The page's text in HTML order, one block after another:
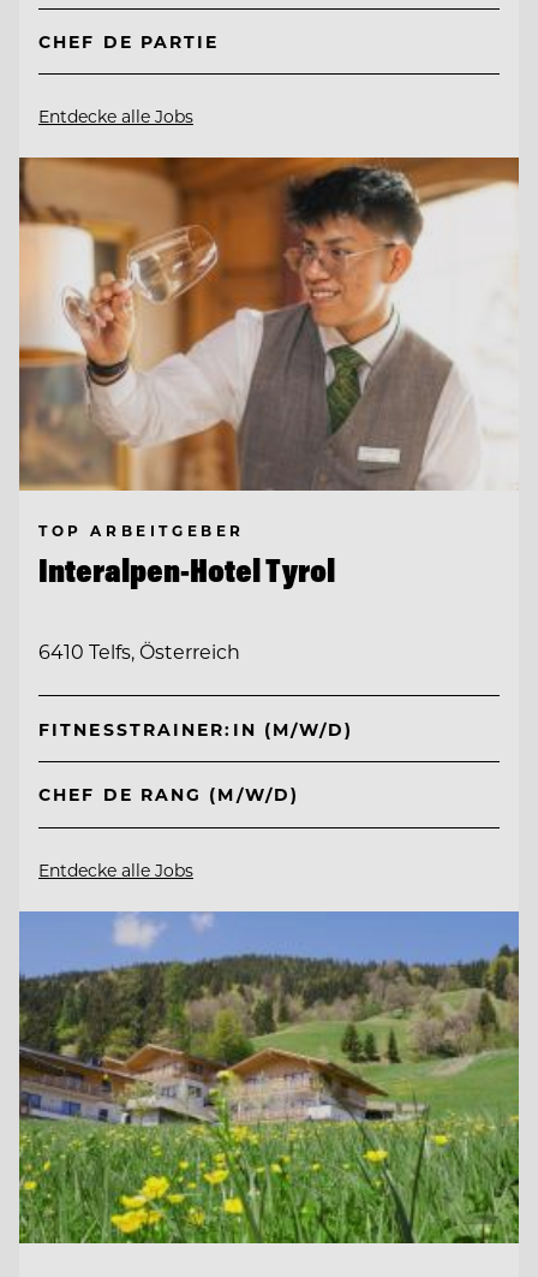
CHEF DE PARTIE
Entdecke alle Jobs
TOP ARBEITGEBER
Interalpen-Hotel Tyrol
6410 Telfs, Österreich
FITNESSTRAINER:IN (M/W/D)
CHEF DE RANG (M/W/D)
Entdecke alle Jobs